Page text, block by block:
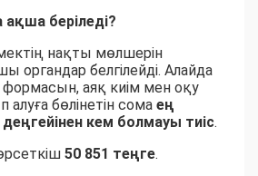
ақша беріледі?
нақты мөлшерін
органдар белгілейді. Алайда
формасын, аяқ киім мен оқу
бөлінетін сома ең
деңгейінен кем болмауы тиіс.
50 851 теңге.